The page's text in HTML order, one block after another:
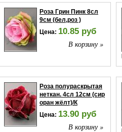
Роза Грин Пинк 8сл
9см (бел,роз )
Цена: 10.85 руб
В корзину »
Роза полураскрытая
неткан. 4сл 12см (сир
оран жёлт)/К
Цена: 13.90 руб
В корзину »